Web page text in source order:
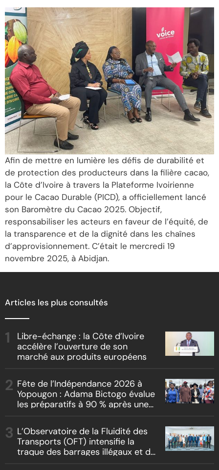
Afin de mettre en lumière les défis de durabilité et
de protection des producteurs dans la filière cacao,
la Côte d’Ivoire à travers la Plateforme Ivoirienne
pour le Cacao Durable (PICD), a officiellement lancé
son Baromètre du Cacao 2025. Objectif,
responsabiliser les acteurs en faveur de l’équité, de
la transparence et de la dignité dans les chaînes
d’approvisionnement. C’était le mercredi 19
novembre 2025, à Abidjan.
Articles les plus consultés
Libre-échange : la Côte d’Ivoire
accélère l’ouverture de son
marché aux produits européens
Fête de l’Indépendance 2026 à
Yopougon : Adama Bictogo évalue
les préparatifs à 90 % après une
L’Observatoire de la Fluidité des
Transports (OFT) intensifie la
traque des barrages illégaux et du